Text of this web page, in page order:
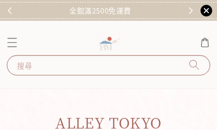
全館滿2500免運費
搜尋
ALLEY TOKYO